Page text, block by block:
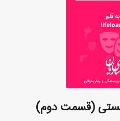
(قسمت دوم)